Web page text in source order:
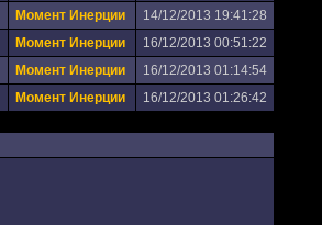
Момент Инерции
14/12/2013 19:41:28
Момент Инерции
16/12/2013 00:51:22
Момент Инерции
16/12/2013 01:14:54
Момент Инерции 16/12/2013 01:26:42